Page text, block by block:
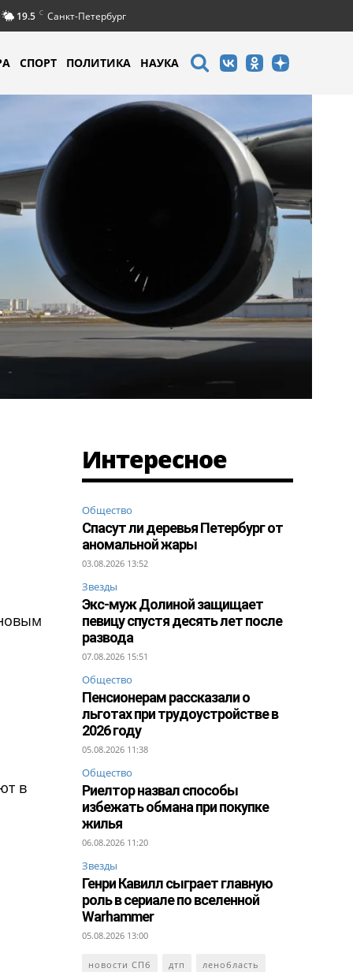
19.5 C Санкт-Петербург
СПОРТ ПОЛИТИКА НАУКА
в
Интересное
Общество
Спасут ли деревья Петербург от
аномальной жары
03.08.2026 13:52
Звезды
Экс-муж Долиной защищает
певицу спустя десять лет после
развода
07.08.2026 15:51
Общество
Пенсионерам рассказали о
льготах при трудоустройстве в
2026 году
05.08.2026 11:38
Общество
Риелтор назвал способы
избежать обмана при покупке
жилья
06.08.2026 11:20
Звезды
Генри Кавилл сыграет главную
роль в сериале по вселенной
Warhammer
05.08.2026 13:00
новости СПб дтп ленобласть